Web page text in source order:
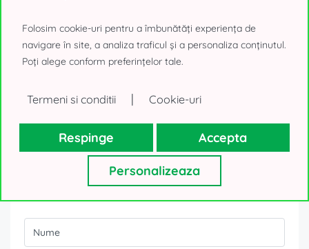
Formular contact
Ești interesat de această ofertă?
Folosim cookie-uri pentru a îmbunătăți experiența de
navigare în site, a analiza traficul și a personaliza conținutul.
Poți alege conform preferințelor tale.
Termeni si conditii | Cookie-uri
Respinge Accepta
Personalizeaza